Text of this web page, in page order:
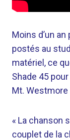
Moins d’un
postés au
matériel, ce
Shade 45
Mt. Westmore
« La chanson
couplet de la